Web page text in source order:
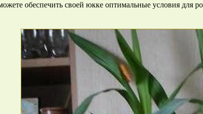
обеспечить своей юкке оптимальные условия для